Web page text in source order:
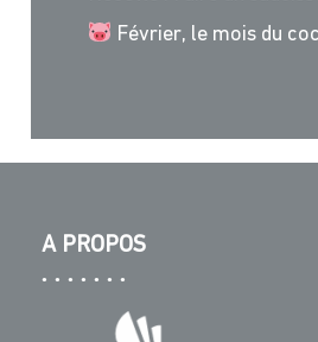
Février, le mois du
A PROPOS